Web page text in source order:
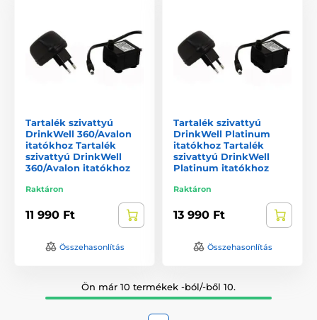
Tartalék szivattyú
DrinkWell 360/Avalon
itatókhoz Tartalék
szivattyú DrinkWell
360/Avalon itatókhoz
Raktáron
11 990 Ft
Összehasonlítás
Tartalék szivattyú
DrinkWell Platinum
itatókhoz Tartalék
szivattyú DrinkWell
Platinum itatókhoz
Raktáron
13 990 Ft
Összehasonlítás
Ön már 10 termékek -ból/-ből 10.